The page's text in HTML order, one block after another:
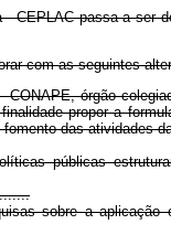
CEPLAC passa a ser
com as seguintes
órgão
propor a
das atividades
públicas
sobre a